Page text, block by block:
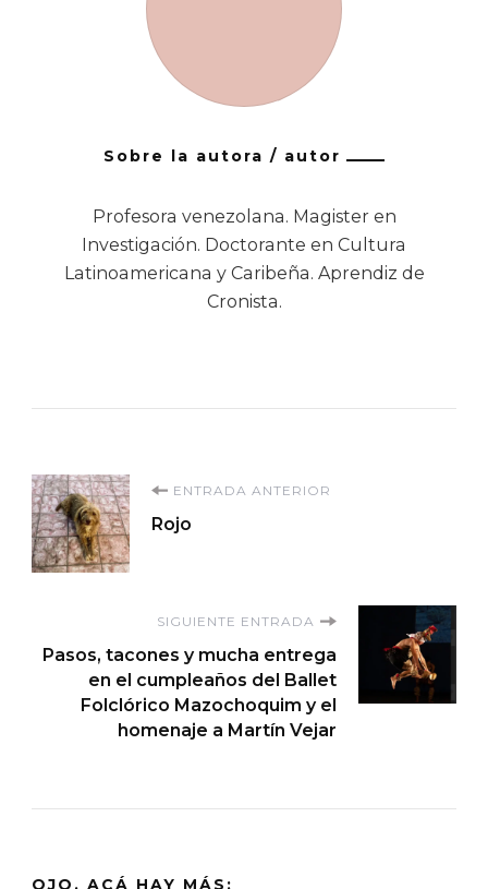
Sobre la autora / autor
Profesora venezolana. Magister en
Investigación. Doctorante en Cultura
Latinoamericana y Caribeña. Aprendiz de
Cronista.
Navegación
de
entradas
ENTRADA ANTERIOR
Rojo
SIGUIENTE ENTRADA
Pasos, tacones y mucha entrega
en el cumpleaños del Ballet
Folclórico Mazochoquim y el
homenaje a Martín Vejar
OJO, ACÁ HAY MÁS: